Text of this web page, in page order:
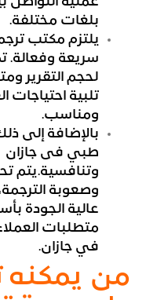
بلغات مختلفة.
يلتزم مكتب
سريعة وفعالة.
لحجم التقرير
تلبية
ومناسب.
بالإضافة إلى
طبي فى جازان
وتنافسية.يتم
وصعوبة
عالية الجودة
متطلبات
في جازان.
من يمكنه